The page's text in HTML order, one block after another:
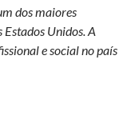
dos maiores
Unidos. A
e social no país
nos